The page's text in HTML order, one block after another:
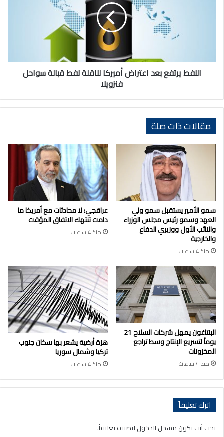
سواحل
فنزويلاالنفط يرتفع بعد اعتراض أميركا لناقلة نفط قبالة سواحل
فنزويلا
مقالات ذات صلة
سمو الأمير يستقبل سمو ولي
العهد وسمو رئيس مجلس الوزراء
والنائب الأول ووزيري الدفاع
والخارجية
منذ 4 ساعات
عراقجي: لا محادثات مع أمريكا ما
دامت تنتهك الاتفاق المؤقت
منذ 4 ساعات
البنتاغون يمهل شركات السلاح 21
يوماً لتسريع الإنتاج وسط تراجع
المخزونات
منذ 4 ساعات
هزة أرضية يشعر بها سكان جنوب
تركيا وشمال سوريا
منذ 4 ساعات
اترك تعليقاً
يجب أنت تكون مسجل الدخول لتضيف تعليقاً.